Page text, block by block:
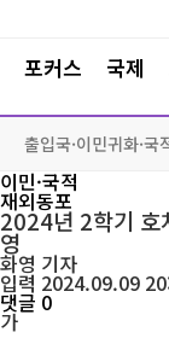
포커스 국제
출입국·이민귀화·국
이민·국적
재외동포
2024년 2학기 호
영
화영 기자
입력 2024.09.09
댓글 0
가